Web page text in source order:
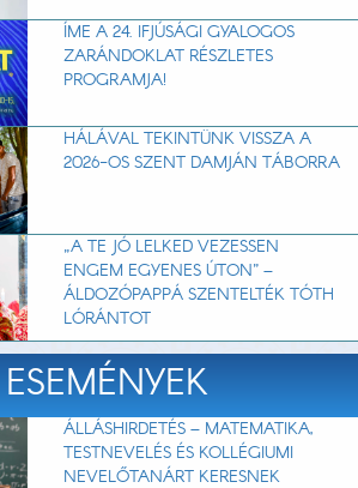
ÍME A 24. IFJÚSÁGI GYALOGOS
ZARÁNDOKLAT RÉSZLETES
PROGRAMJA!
HÁLÁVAL TEKINTÜNK VISSZA A
2026-OS SZENT DAMJÁN TÁBORRA
„A TE JÓ LELKED VEZESSEN
ENGEM EGYENES ÚTON” –
ÁLDOZÓPAPPÁ SZENTELTÉK TÓTH
LÓRÁNTOT
ÁLLÁSHIRDETÉS – MATEMATIKA,
TESTNEVELÉS ÉS KOLLÉGIUMI
NEVELŐTANÁRT KERESNEK